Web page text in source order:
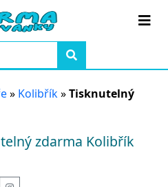
» Kolibřík»Tisknutelný
zdarma Kolibřík